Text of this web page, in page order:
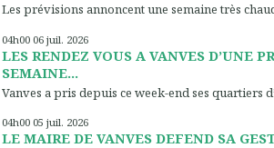
Les prévisions annoncent une semaine très
04h00 06 juil. 2026
LES RENDEZ VOUS A VANVES D’UNE
SEMAINE...
Vanves a pris depuis ce week-end ses quartiers
04h00 05 juil. 2026
LE MAIRE DE VANVES DEFEND SA